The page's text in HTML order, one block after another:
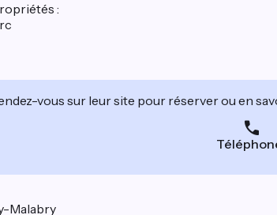
:
vous sur leur site pour réserver ou en
Malabry